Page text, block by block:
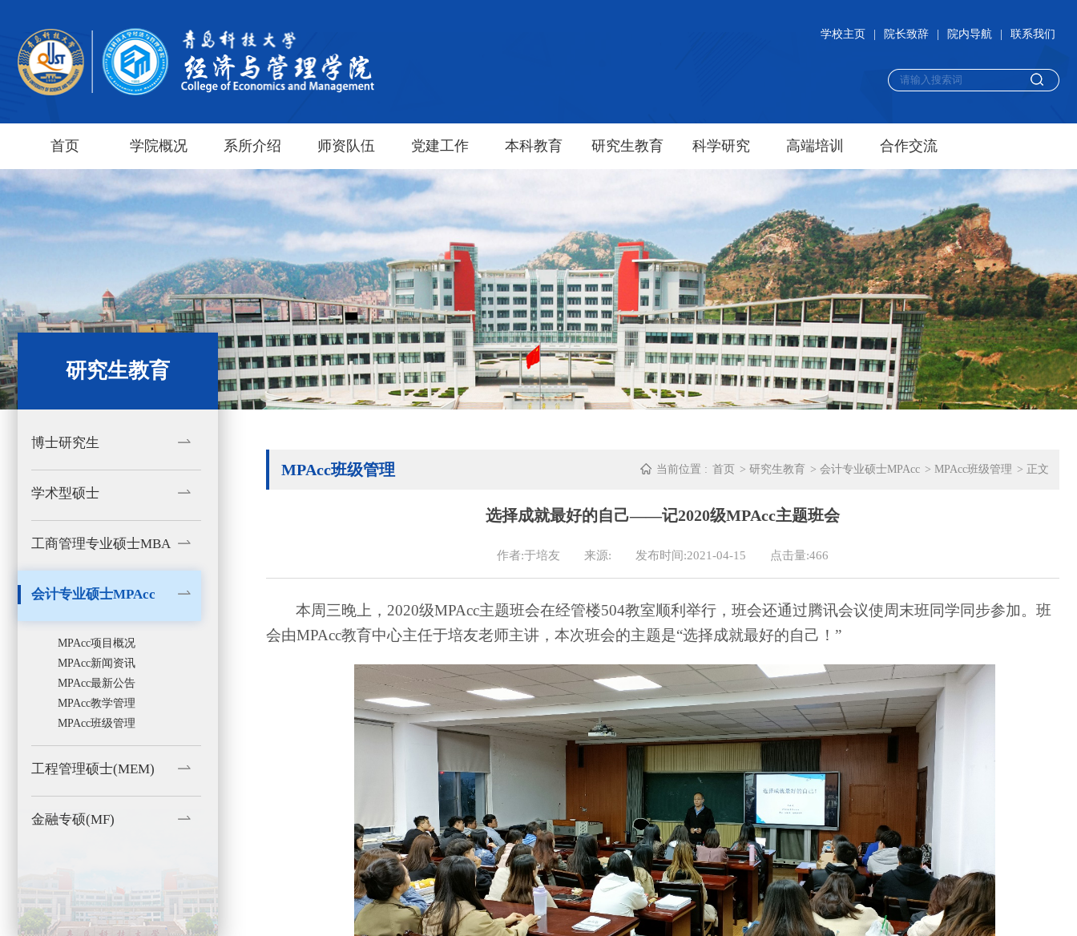
学校主页 院长致辞 院内导航 联系我们
首页 学院概况 系所介绍 师资队伍 党建工作 本科教育 研究生教育 科学研究 高端培训 合作交流
研究生教育
博士研究生
学术型硕士
工商管理专业硕士MBA
会计专业硕士MPAcc
MPAcc项目概况
MPAcc新闻资讯
MPAcc最新公告
MPAcc教学管理
MPAcc班级管理
工程管理硕士(MEM)
金融专硕(MF)
MPAcc班级管理 当前位置 : 首页 > 研究生教育 > 会计专业硕士MPAcc > MPAcc班级管理 > 正文
选择成就最好的自己——记2020级MPAcc主题班会
作者:于培友 来源: 发布时间:2021-04-15 点击量:466
本周三晚上， 2020级MPAcc主题班会在经管楼504教室顺利举行，班会还通过腾讯会议使周末班同学同步参加。班
会由MPAcc教育中心主任于培友老师主讲，本次班会的主题是“选择成就最好的自己！”